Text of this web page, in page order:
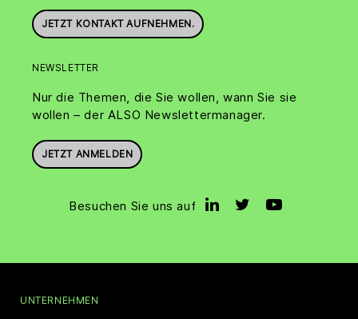
JETZT KONTAKT AUFNEHMEN.
NEWSLETTER
Nur die Themen, die Sie wollen, wann Sie sie
wollen – der ALSO Newslettermanager.
JETZT ANMELDEN
Besuchen Sie uns auf
UNTERNEHMEN